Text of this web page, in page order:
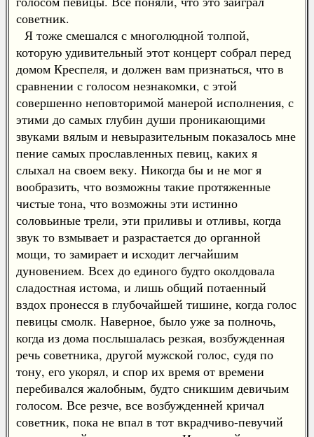
советник.
Я тоже смешался с многолюдной толпой,
которую удивительный этот концерт собрал перед
домом Креспеля, и должен вам признаться, что в
сравнении с голосом незнакомки, с этой
совершенно неповторимой манерой исполнения, с
этими до самых глубин души проникающими
звуками вялым и невыразительным показалось мне
пение самых прославленных певиц, каких я
слыхал на своем веку. Никогда бы и не мог я
вообразить, что возможны такие протяженные
чистые тона, что возможны эти истинно
соловьиные трели, эти приливы и отливы, когда
звук то взмывает и разрастается до органной
мощи, то замирает и исходит легчайшим
дуновением. Всех до единого будто околдовала
сладостная истома, и лишь общий потаенный
вздох пронесся в глубочайшей тишине, когда голос
певицы смолк. Наверное, было уже за полночь,
когда из дома послышалась резкая, возбужденная
речь советника, другой мужской голос, судя по
тону, его укорял, и спор их время от времени
перебивался жалобным, будто сникшим девичьим
голосом. Все резче, все возбужденней кричал
советник, пока не впал в тот вкрадчиво-певучий